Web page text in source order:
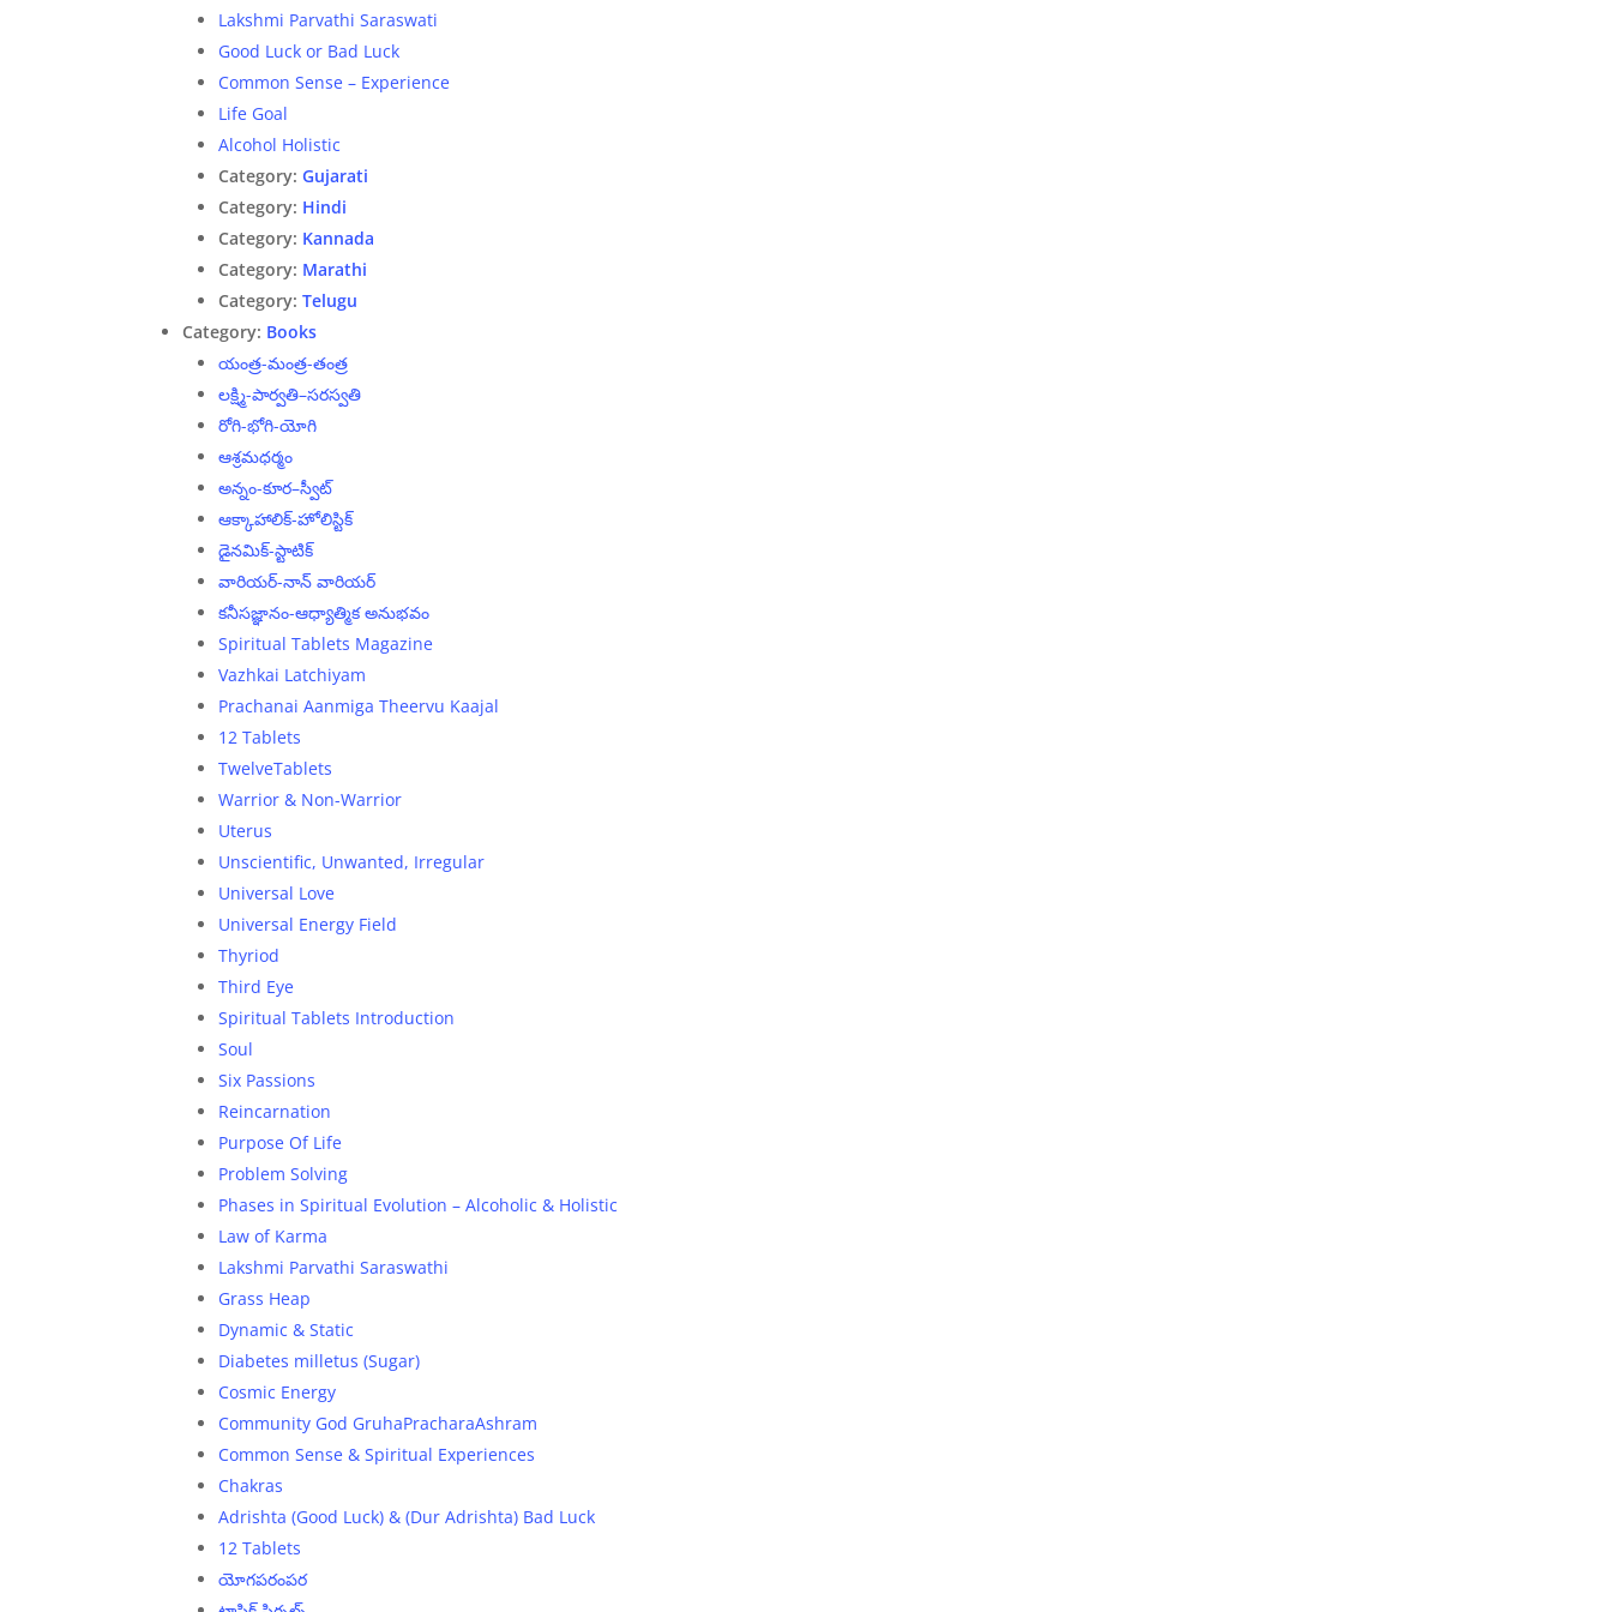
Lakshmi Parvathi Saraswati
Good Luck or Bad Luck
Common Sense – Experience
Life Goal
Alcohol Holistic
Category: Gujarati
Category: Hindi
Category: Kannada
Category: Marathi
Category: Telugu
Category: Books
యంత్ర-మంత్ర-తంత్ర
లక్ష్మి-పార్వతి–సరస్వతి
రోగి-భోగి-యోగి
ఆశ్రమధర్మం
అన్నం-కూర–స్వీట్
ఆక్కాహాలిక్-హోలిస్టిక్
డైనమిక్-స్టాటిక్
వారియర్-నాన్ వారియర్
కనీసజ్ఞానం-ఆధ్యాత్మిక అనుభవం
Spiritual Tablets Magazine
Vazhkai Latchiyam
Prachanai Aanmiga Theervu Kaajal
12 Tablets
TwelveTablets
Warrior & Non-Warrior
Uterus
Unscientific, Unwanted, Irregular
Universal Love
Universal Energy Field
Thyriod
Third Eye
Spiritual Tablets Introduction
Soul
Six Passions
Reincarnation
Purpose Of Life
Problem Solving
Phases in Spiritual Evolution – Alcoholic & Holistic
Law of Karma
Lakshmi Parvathi Saraswathi
Grass Heap
Dynamic & Static
Diabetes milletus (Sugar)
Cosmic Energy
Community God GruhaPracharaAshram
Common Sense & Spiritual Experiences
Chakras
Adrishta (Good Luck) & (Dur Adrishta) Bad Luck
12 Tablets
యోగపరంపర